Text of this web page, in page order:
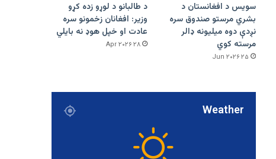
سویس د افغانستان د
بشري مرستو صندوق سره
نږدې دوه میلیونه ډالر
مرسته کوي
۲۵ Jun ۲۰۲۶
د طالبانو د لوړو زده کړو
وزیر: افغانان زخمونو سره
عادت او خپل هوډ نه بایلي
۲۸ Apr ۲۰۲۶
Weather